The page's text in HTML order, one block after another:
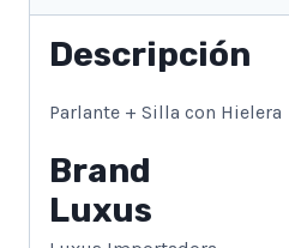
Descripción
Parlante + Silla con Hielera
Brand
Luxus